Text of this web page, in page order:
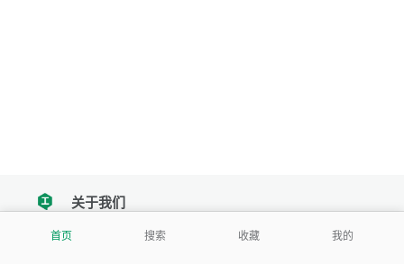
首页 搜索 收藏 我的
tencent关于我们
我们努力把每一个工具做成批量处理的产品